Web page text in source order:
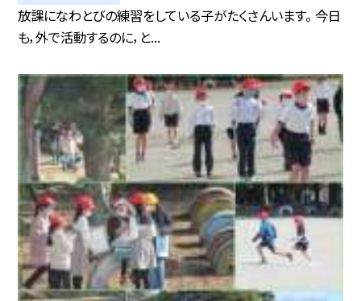
放課になわとびの練習をしている子がたくさんいます。 今日
も，外で活動するのに，と...